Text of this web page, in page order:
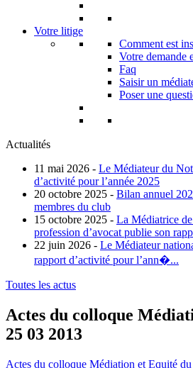
Votre litige
Comment est
Votre demande
Faq
Saisir un
Poser une
Actualités
11 mai 2026 - Le Médiateur du
d’activité pour l’année 2025
20 octobre 2025 - Bilan annuel
membres du club
15 octobre 2025 - La Médiatrice
profession d’avocat publie son
22 juin 2026 - Le Médiateur
rapport d’activité pour l’ann�...
Toutes les actus
Actes du colloque
25 03 2013
Actes du colloque Médiation et Equité